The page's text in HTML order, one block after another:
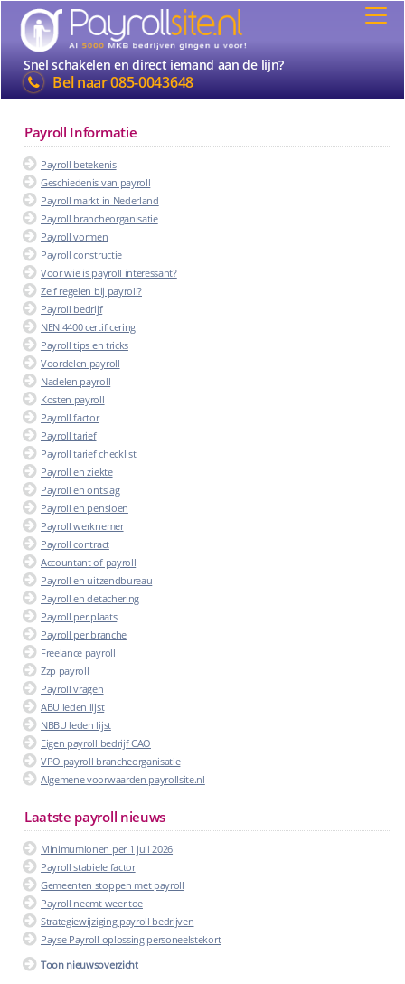
Snel schakelen en direct iemand aan de lijn?
Bel naar085-0043648
Payroll Informatie
Payroll betekenis
Geschiedenis van payroll
Payroll markt in Nederland
Payroll brancheorganisatie
Payroll vormen
Payroll constructie
Voor wie is payroll interessant?
Zelf regelen bij payroll?
Payroll bedrijf
NEN 4400 certificering
Payroll tips en tricks
Voordelen payroll
Nadelen payroll
Kosten payroll
Payroll factor
Payroll tarief
Payroll tarief checklist
Payroll en ziekte
Payroll en ontslag
Payroll en pensioen
Payroll werknemer
Payroll contract
Accountant of payroll
Payroll en uitzendbureau
Payroll en detachering
Payroll per plaats
Payroll per branche
Freelance payroll
Zzp payroll
Payroll vragen
ABU leden lijst
NBBU leden lijst
Eigen payroll bedrijf CAO
VPO payroll brancheorganisatie
Algemene voorwaarden payrollsite.nl
Laatste payroll nieuws
Minimumlonen per 1 juli 2026
Payroll stabiele factor
Gemeenten stoppen met payroll
Payroll neemt weer toe
Strategiewijziging payroll bedrijven
Payse Payroll oplossing personeelstekort
Toon nieuwsoverzicht